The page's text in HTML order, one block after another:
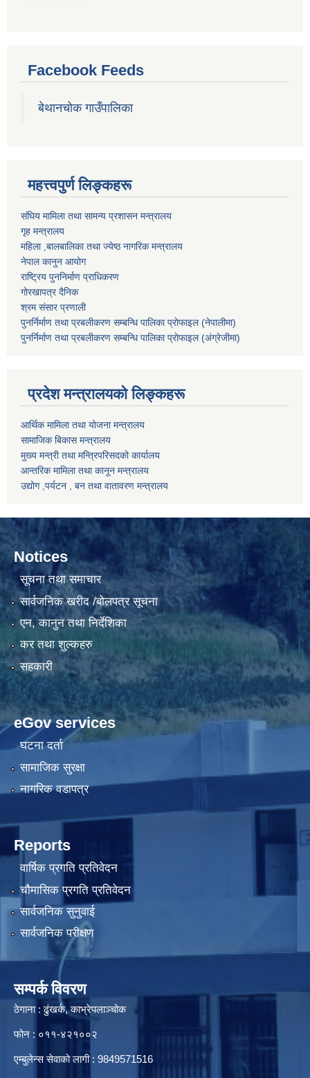
Facebook Feeds
बेथानचोक गाउँपालिका
महत्त्वपुर्ण लिङ्कहरू
संघिय मामिला तथा सामन्य प्रशासन मन्त्रालय
गृह मन्त्रालय
महिला ,बालबालिका तथा ज्येष्ठ नागरिक मन्त्रालय
नेपाल कानुन आयोग
राष्ट्रिय पुननिर्माण प्राधिकरण
गोरखापत्र दैनिक
श्रम संसार प्रणाली
पुनर्निर्माण तथा प्रबलीकरण सम्बन्धि पालिका प्राेफाइल (नेपालीमा)
पुनर्निर्माण तथा प्रबलीकरण सम्बन्धि पालिका प्राेफाइल(अंग्रेजीमा)
प्रदेश मन्त्रालयको लिङ्कहरू
आर्थिक मामिला तथा योजना मन्त्रालय
सामाजिक बिकास मन्त्रालय
मुख्य मन्त्री तथा मन्त्रिपरिसदको कार्यालय
आन्तरिक मामिला तथा कानून मन्त्रालय
उद्योग ,पर्यटन , बन तथा वातावरण मन्त्रालय
Notices
सूचना तथा समाचार
सार्वजनिक खरीद /बोलपत्र सूचना
एन, कानुन तथा निर्देशिका
कर तथा शुल्कहरु
सहकारी
eGov services
घटना दर्ता
सामाजिक सुरक्षा
नागरिक वडापत्र
Reports
वार्षिक प्रगति प्रतिवेदन
चौमासिक प्रगति प्रतिवेदन
सार्वजनिक सुनुवाई
सार्वजनिक परीक्षण
सम्पर्क विवरण
ठेगाना : ढुंखर्क, काभ्रेपलाञ्चोक
फोन : ०११-४२१००२
एम्बुलेन्स सेवाको लागी : 9849571516